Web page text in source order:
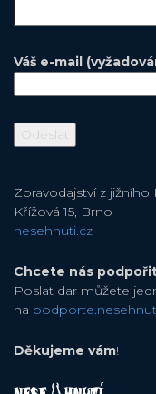
Váš e-mail
Zpravodajství z jižního
Křížová 15, Brno
nesehnuti.cz
Chcete nás
Poslat dar můžete
na
Děkujeme vám!